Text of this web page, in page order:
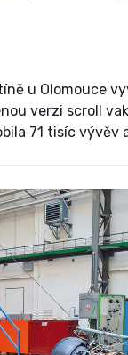
u Olomouce
verzi scroll
71 tisíc